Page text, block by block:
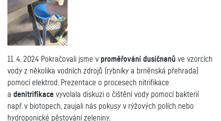
11. 4. 2024 Pokračovali jsme v proměřování dusičnanů ve vzorcích
vody z několika vodních zdrojů (rybníky a brněnská přehrada)
pomocí elektrod. Prezentace o procesech nitrifikace
a denitrifikace vyvolala diskuzi o čištění vody pomocí bakterií
např. v biotopech, zaujali nás pokusy v rýžových polích nebo
hydroponické pěstování zeleniny.